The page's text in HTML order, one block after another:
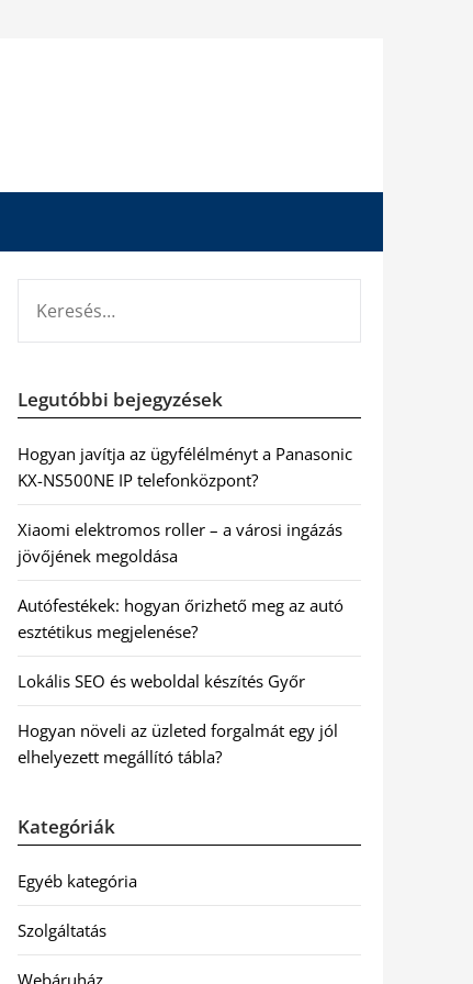
Legutóbbi bejegyzések
Hogyan javítja az ügyfélélményt a Panasonic
KX-NS500NE IP telefonközpont?
Xiaomi elektromos roller – a városi ingázás
jövőjének megoldása
Autófestékek: hogyan őrizhető meg az autó
esztétikus megjelenése?
Lokális SEO és weboldal készítés Győr
Hogyan növeli az üzleted forgalmát egy jól
elhelyezett megállító tábla?
Kategóriák
Egyéb kategória
Szolgáltatás
Webáruház